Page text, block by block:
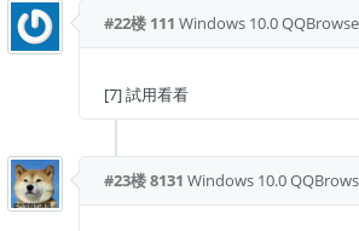
#22楼 111 Windows 10.0
[7] 試用看看
#23楼8131 Windows 10.0